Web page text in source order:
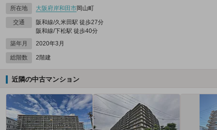
所在地 大阪府岸和田市岡山町
交通
阪和線/久米田駅 徒歩27分
阪和線/下松駅 徒歩40分
築年月
2020年3月
総階数 2階建
近隣の中古マンション